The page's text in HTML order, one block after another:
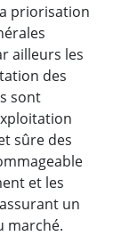
priorisation
ailleurs les
des
sont
sûre des
et les
un
marché.